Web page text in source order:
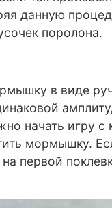
данную
поролона.
в виде
начать
мормышку.
первой